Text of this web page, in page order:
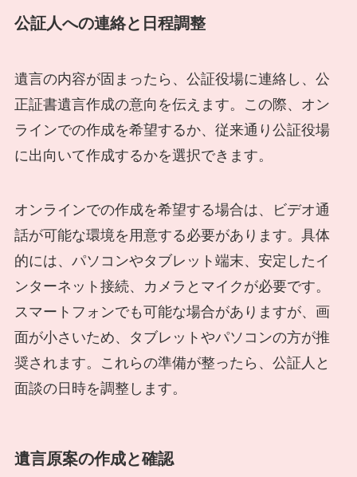
公証人への連絡と日程調整
遺言の内容が固まったら、公証役場に連絡し、公
正証書遺言作成の意向を伝えます。この際、オン
ラインでの作成を希望するか、従来通り公証役場
に出向いて作成するかを選択できます。
オンラインでの作成を希望する場合は、ビデオ通
話が可能な環境を用意する必要があります。具体
的には、パソコンやタブレット端末、安定したイ
ンターネット接続、カメラとマイクが必要です。
スマートフォンでも可能な場合がありますが、画
面が小さいため、タブレットやパソコンの方が推
奨されます。これらの準備が整ったら、公証人と
面談の日時を調整します。
遺言原案の作成と確認